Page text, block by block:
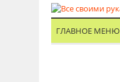
ГЛАВНОЕ МЕНЮ